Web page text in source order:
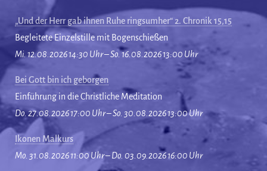
„Und der Herr gab ihnen Ruhe ringsumher“ 2. Chronik 15,15
Begleitete Einzelstille mit Bogenschießen
Mi. 12.08.2026 14:30 Uhr – So. 16.08.2026 13:00 Uhr
Bei Gott bin ich geborgen
Einführung in die Christliche Meditation
Do. 27.08.2026 17:00 Uhr – So. 30.08.2026 13:00 Uhr
Ikonen Malkurs
Mo. 31.08.2026 11:00 Uhr – Do. 03.09.2026 16:00 Uhr